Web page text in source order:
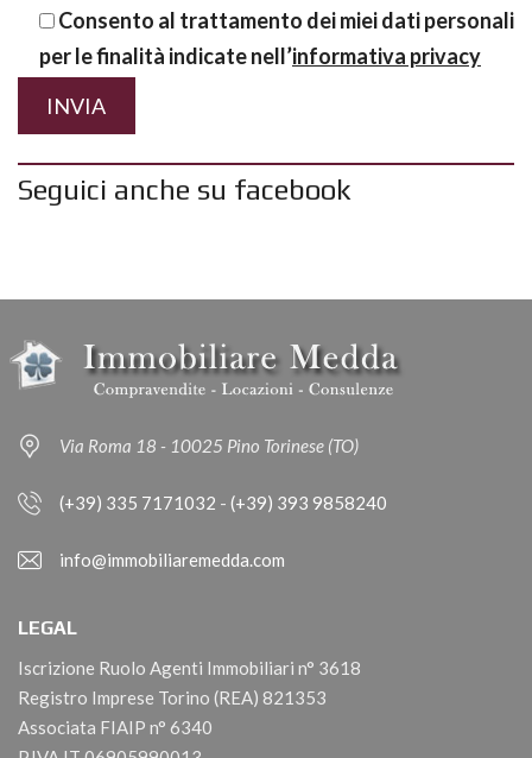
Consento al trattamento dei miei dati personali
per le finalità indicate nell’informativa privacy
Seguici anche su facebook
Via Roma 18 - 10025 Pino Torinese (TO)
(+39) 335 7171032 - (+39) 393 9858240
info@immobiliaremedda.com
LEGAL
Iscrizione Ruolo Agenti Immobiliari n° 3618
Registro Imprese Torino (REA) 821353
Associata FIAIP n° 6340